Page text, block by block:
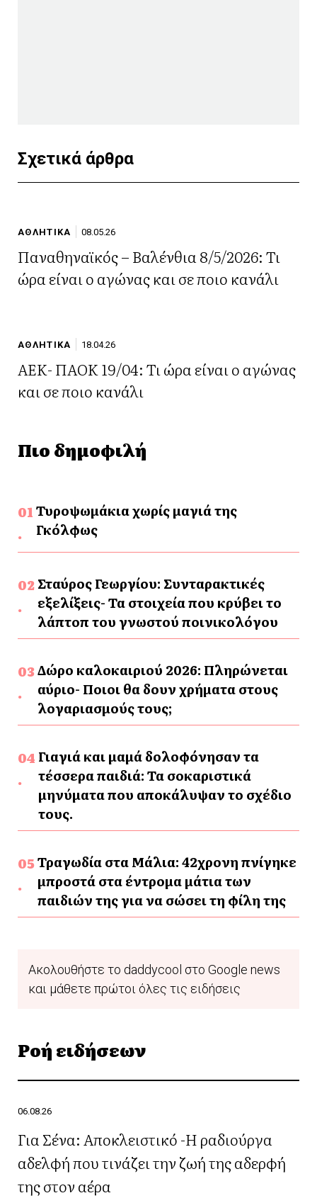
Σχετικά άρθρα
ΑΘΛΗΤΙΚΑ 08.05.26
Παναθηναϊκός – Βαλένθια 8/5/2026: Τι
ώρα είναι ο αγώνας και σε ποιο κανάλι
ΑΘΛΗΤΙΚΑ 18.04.26
ΑΕΚ- ΠΑΟΚ 19/04: Τι ώρα είναι ο αγώνας
και σε ποιο κανάλι
Πιο δημοφιλή
Τυροψωμάκια χωρίς μαγιά της
Γκόλφως
Σταύρος Γεωργίου: Συνταρακτικές
εξελίξεις- Τα στοιχεία που κρύβει το
λάπτοπ του γνωστού ποινικολόγου
Δώρο καλοκαιριού 2026: Πληρώνεται
αύριο- Ποιοι θα δουν χρήματα στους
λογαριασμούς τους;
Γιαγιά και μαμά δολοφόνησαν τα
τέσσερα παιδιά: Τα σοκαριστικά
μηνύματα που αποκάλυψαν το σχέδιο
τους.
Τραγωδία στα Μάλια: 42χρονη πνίγηκε
μπροστά στα έντρομα μάτια των
παιδιών της για να σώσει τη φίλη της
Ακολουθήστε το daddycool στο Google news
και μάθετε πρώτοι όλες τις ειδήσεις
Ροή ειδήσεων
06.08.26
Για Σένα: Αποκλειστικό -Η ραδιούργα
αδελφή που τινάζει την ζωή της αδερφή
της στον αέρα